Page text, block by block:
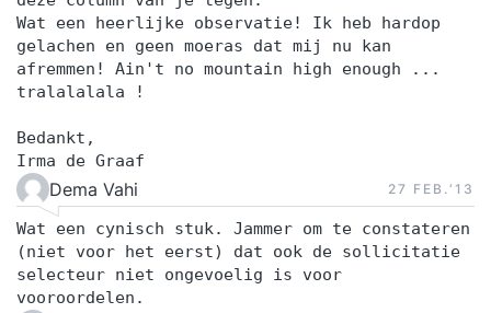
Wat een heerlijke observatie! Ik heb hardop
gelachen en geen moeras dat mij nu kan
afremmen! Ain't no mountain high enough ...
tralalalala !
Bedankt,
Irma de Graaf
Dema Vahi 27 FEB.‘13
Wat een cynisch stuk. Jammer om te constateren
(niet voor het eerst) dat ook de sollicitatie
selecteur niet ongevoelig is voor
vooroordelen.